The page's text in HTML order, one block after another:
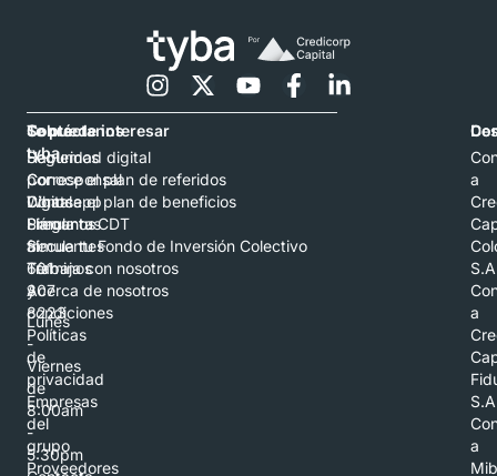
Contáctanos
Hablemos
por
Whatsapp
Llámanos
al
601
307
8223
Lunes
-
Viernes
de
8:00am
-
5:30pm
Sobre
tyba
Corresponsal
Digital
Preguntas
frecuentes
Términos
y
condiciones
Políticas
de
privacidad
Empresas
del
grupo
Proveedores
Te puede interesar
Seguridad digital
Conoce el plan de referidos
Conoce el plan de beneficios
Simula tu CDT
Simula tu Fondo de Inversión Colectivo
Trabaja con nosotros
Acerca de nosotros
a
a
a